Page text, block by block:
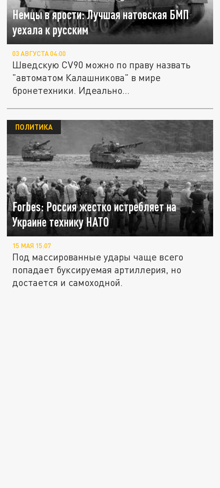
Немцы в ярости: Лучшая натовская БМП
уехала к русским
03 АВГУСТА 04:00
Шведскую CV90 можно по праву назвать
"автоматом Калашникова" в мире
бронетехники. Идеально
Forbes: Россия жестко истребляет на
Украине технику НАТО
ПОЛИТИКА
15 МАЯ 15:07
Под массированные удары чаще всего
попадает буксируемая артиллерия, но
достается и самоходной.